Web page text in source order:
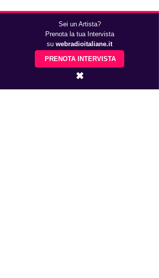
Sei un Artista?
Prenota la tua Intervista
su webradioitaliane.it
PRENOTA INTERVISTA
✖